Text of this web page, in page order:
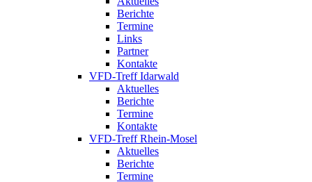
Berichte
Termine
Links
Partner
Kontakte
VFD-Treff Idarwald
Aktuelles
Berichte
Termine
Kontakte
VFD-Treff Rhein-Mosel
Aktuelles
Berichte
Termine